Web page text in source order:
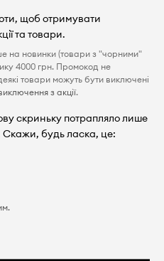
щоб отримувати
та товари.
на новинки (товари з "чорними"
4000 грн. Промокод не
товари можуть бути виключені
з акції.
скриньку потрапляло лише
Скажи, будь ласка, це: